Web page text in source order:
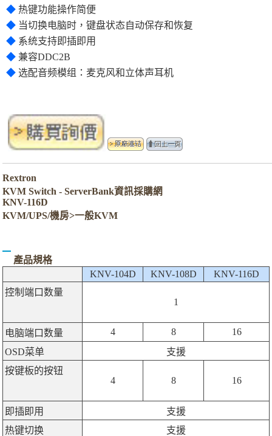
◆ 热键功能操作简便
◆ 当切换电脑时，键盘状态自动保存和恢复
◆ 系统支持即插即用
◆ 兼容DDC2B
◆ 选配音频模组：麦克风和立体声耳机
Rextron
KVM Switch - ServerBank資訊採購網
KNV-116D
KVM/UPS/機房>一般KVM
產品規格
KNV-104D
KNV-108D
KNV-116D
控制端口数量
1
电脑端口数量 4 8
16
OSD菜单
支援
按键板的按钮
4
8 16
即插即用
支援
热键切换
支援